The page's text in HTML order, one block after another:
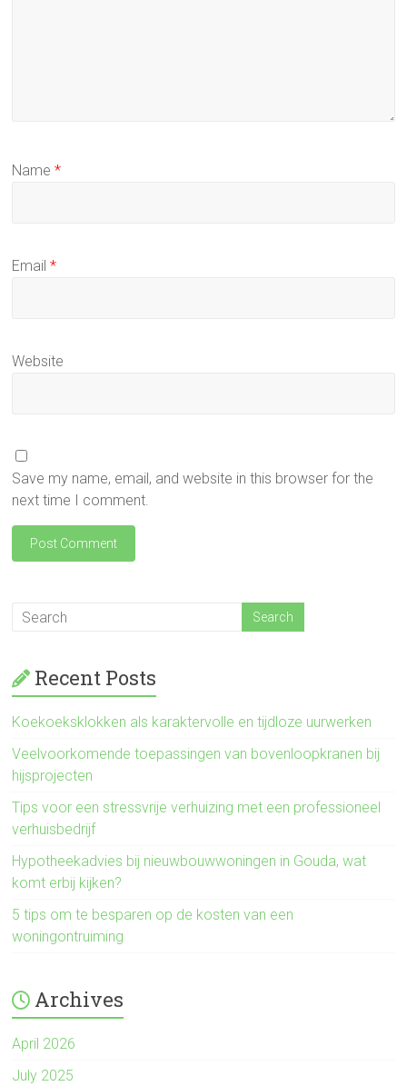
Name*
Email*
Website
Save my name, email, and website in this browser for the
next time I comment.
Recent Posts
Koekoeksklokken als karaktervolle en tijdloze uurwerken
Veelvoorkomende toepassingen van bovenloopkranen bij
hijsprojecten
Tips voor een stressvrije verhuizing met een professioneel
verhuisbedrijf
Hypotheekadvies bij nieuwbouwwoningen in Gouda, wat
komt erbij kijken?
5 tips om te besparen op de kosten van een
woningontruiming
Archives
April 2026
July 2025